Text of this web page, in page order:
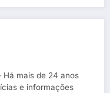
Há mais de 24 anos
e informações